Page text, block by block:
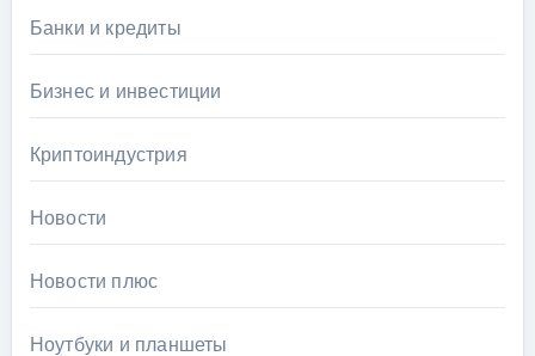
Банки и кредиты
Бизнес и инвестиции
Криптоиндустрия
Новости
Новости плюс
Ноутбуки и планшеты